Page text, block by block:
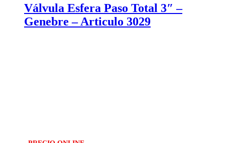
Válvula Esfera Paso Total 3″ –
Genebre – Articulo 3029